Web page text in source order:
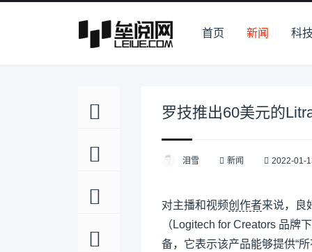
首页 新闻 科
罗技推出60美元的
泪雪 新闻 2022-01-
对主播和视频创作者来说，良
（Logitech for Creators 品牌
备，它表示该产品能够提供“